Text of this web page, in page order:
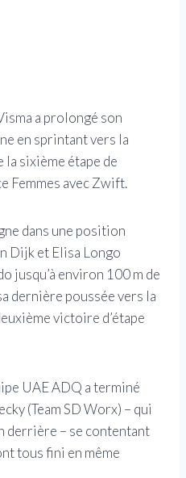
a prolongé son
en sprintant vers la
sixième étape de
Femmes avec Zwift.
dans une position
Dijk et Elisa Longo
jusqu’à environ 100 m de
dernière poussée vers la
victoire d’étape
UAE ADQ a terminé
(Team SD Worx) – qui
derrière – se contentant
tous fini en même